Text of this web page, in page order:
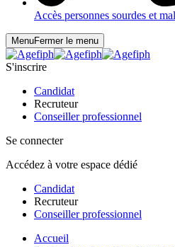
Accès personnes sourdes et
MenuFermer le menu
S'inscrire
Candidat
Recruteur
Conseiller professionnel
Se connecter
Accédez à votre espace dédié
Candidat
Recruteur
Conseiller professionnel
Accueil